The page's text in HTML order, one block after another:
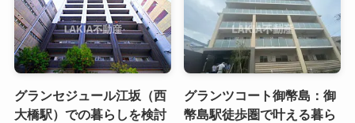
グランセジュール江坂（西
大橋駅）での暮らしを検討
グランツコート御幣島：御
幣島駅徒歩圏で叶える暮ら